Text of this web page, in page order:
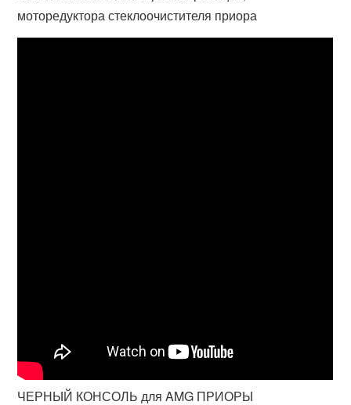
моторедуктора стеклоочистителя приора
ЧЕРНЫЙ КОНСОЛЬ для AMG ПРИОРЫ